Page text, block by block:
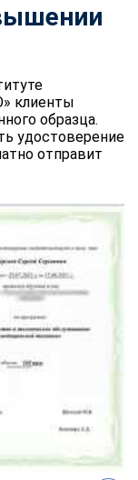
клиенты
образца.
удостоверение
отправит